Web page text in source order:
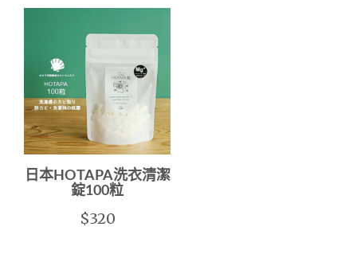
日本HOTAPA洗衣清潔
錠100粒
$320